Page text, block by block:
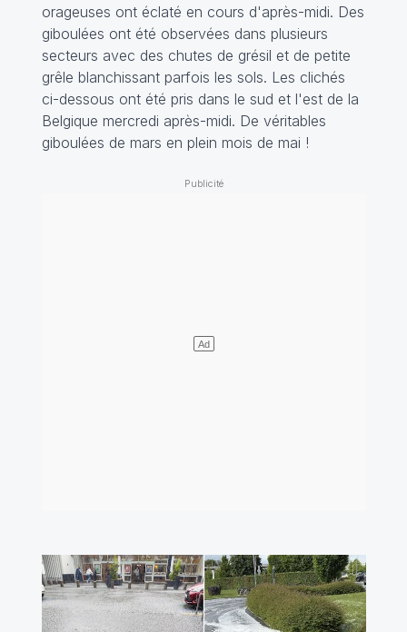
orageuses ont éclaté en cours d'après-midi. Des
giboulées ont été observées dans plusieurs
secteurs avec des chutes de grésil et de petite
grêle blanchissant parfois les sols. Les clichés
ci-dessous ont été pris dans le sud et l'est de la
Belgique mercredi après-midi. De véritables
giboulées de mars en plein mois de mai !